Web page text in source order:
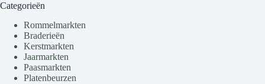
Categorieën
Rommelmarkten
Braderieën
Kerstmarkten
Jaarmarkten
Paasmarkten
Platenbeurzen